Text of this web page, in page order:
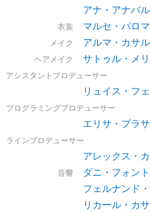
アナ・アナバ
衣装 マルセ・パロマ
メイク アルマ・カサル
ヘアメイク サトゥル・メ
アシスタントプロデューサー
リュイス・フ
プログラミングプロデューサー
エリサ・プラサ
ラインプロデューサー
アレックス・
音響
ダニ・フォン
フェルナンド
リカール・カ